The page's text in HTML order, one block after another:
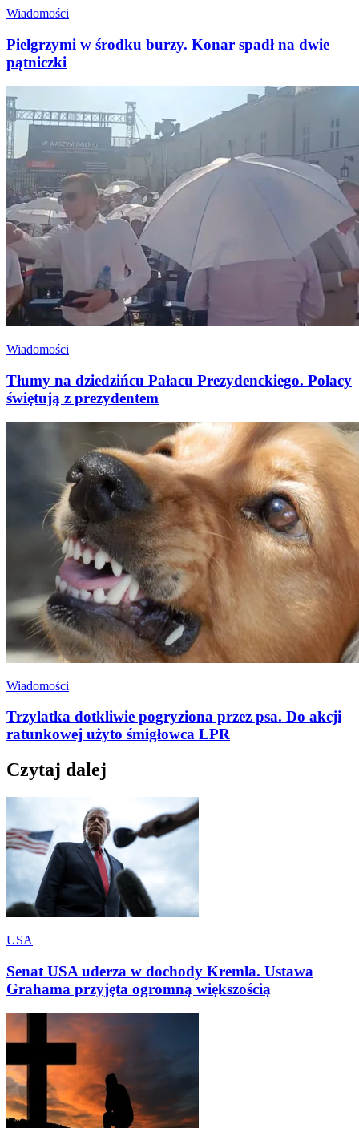
Wiadomości
Pielgrzymi w środku burzy. Konar spadł na dwie
pątniczki
Wiadomości
Tłumy na dziedzińcu Pałacu Prezydenckiego. Polacy
świętują z prezydentem
Wiadomości
Trzylatka dotkliwie pogryziona przez psa. Do akcji
ratunkowej użyto śmigłowca LPR
Czytaj dalej
USA
Senat USA uderza w dochody Kremla. Ustawa
Grahama przyjęta ogromną większością